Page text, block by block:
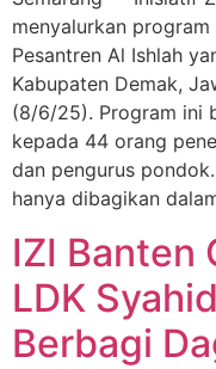
menyalurkan
Pesantren Al Ishlah
Kabupaten Demak,
(8/6/25). Program ini
kepada 44 orang
dan pengurus
hanya dibagikan
IZI Banten
LDK
Berbagi